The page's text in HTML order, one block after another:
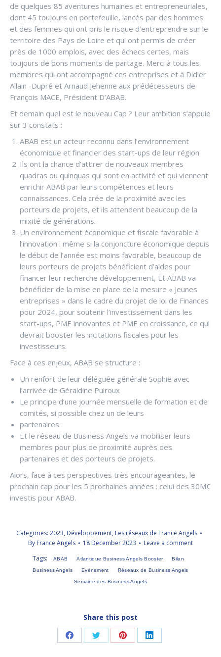
de quelques 85 aventures humaines et entrepreneuriales,
dont 45 toujours en portefeuille, lancés par des hommes
et des femmes qui ont pris le risque d’entreprendre sur le
territoire des Pays de Loire et qui ont permis de créer
près de 1000 emplois, avec des échecs certes, mais
toujours de bons moments de partage. Merci à tous les
membres qui ont accompagné ces entreprises et à Didier
Allain -Dupré et Arnaud Jehenne aux prédécesseurs de
François MACE, Président D’ABAB.
Et demain quel est le nouveau Cap ? Leur ambition s’appuie
sur 3 constats :
ABAB est un acteur reconnu dans l’environnement
économique et financier des start-ups de leur région.
Ils ont la chance d’attirer de nouveaux membres
quadras ou quinquas qui sont en activité et qui viennent
enrichir ABAB par leurs compétences et leurs
connaissances. Cela crée de la proximité avec les
porteurs de projets, et ils attendent beaucoup de la
mixité de générations.
Un environnement économique et fiscale favorable à
l’innovation : même si la conjoncture économique depuis
le début de l’année est moins favorable, beaucoup de
leurs porteurs de projets bénéficient d’aides pour
financer leur recherche développement, Et ABAB va
bénéficier de la mise en place de la mesure « Jeunes
entreprises » dans le cadre du projet de loi de Finances
pour 2024, pour soutenir l’investissement dans les
start-ups, PME innovantes et PME en croissance, ce qui
devrait booster les incitations fiscales pour les
investisseurs.
Face à ces enjeux, ABAB se structure :
Un renfort de leur déléguée générale Sophie avec
l’arrivée de Géraldine Puiroux
Le principe d’une journée mensuelle de formation et de
comités, si possible chez un de leurs
partenaires.
Et le réseau de Business Angels va mobiliser leurs
membres pour plus de proximité auprès des
partenaires et des porteurs de projets.
Alors, face à ces perspectives très encourageantes, le
prochain cap pour les 5 prochaines années : celui des 30M€
investis pour ABAB.
Categories: 2023, Développement, Les réseaux de France Angels
By France Angels 18 December 2023
Leave a comment
Tags:
ABAB Atlantique Business Angels Booster Bilan
Business Angels Evénement Réseaux de Business Angels
Semaine des Business Angels
Share this post
Share Share Share Share